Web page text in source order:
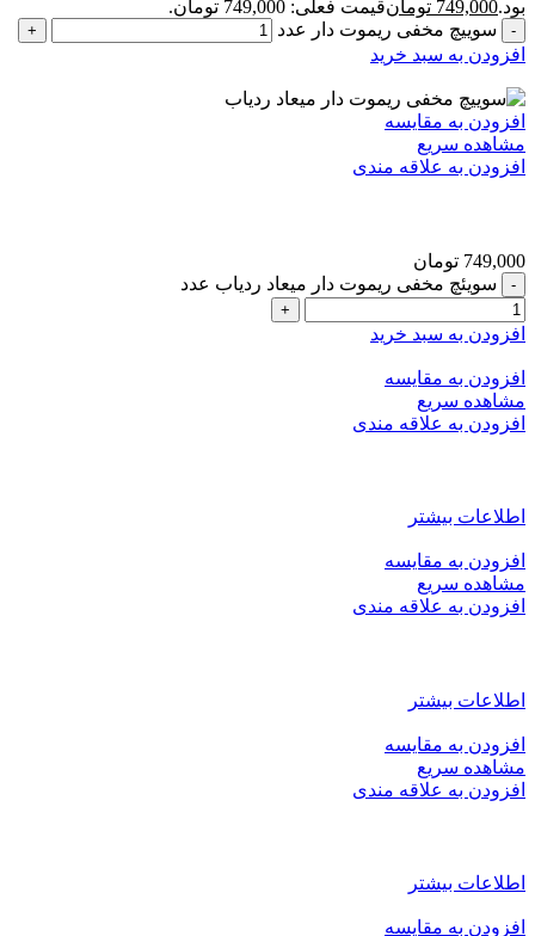
بود.749,000 تومانقیمت فعلی: 749,000 تومان.
سوییچ مخفی ریموت دار عدد
افزودن به سبد خرید
افزودن به مقایسه
مشاهده سریع
افزودن به علاقه مندی
749,000 تومان
سویئچ مخفی ریموت دار میعاد ردیاب عدد
افزودن به سبد خرید
افزودن به مقایسه
مشاهده سریع
افزودن به علاقه مندی
اطلاعات بیشتر
افزودن به مقایسه
مشاهده سریع
افزودن به علاقه مندی
اطلاعات بیشتر
افزودن به مقایسه
مشاهده سریع
افزودن به علاقه مندی
اطلاعات بیشتر
افزودن به مقایسه